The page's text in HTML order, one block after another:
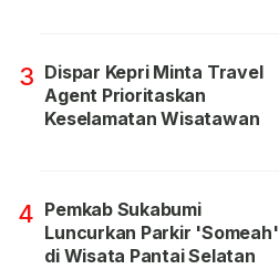
3 Dispar Kepri Minta Travel
Agent Prioritaskan
Keselamatan Wisatawan
4 Pemkab Sukabumi
Luncurkan Parkir 'Someah'
di Wisata Pantai Selatan